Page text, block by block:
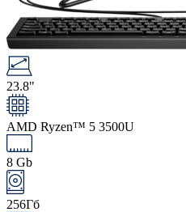
23.8"
AMD Ryzen™ 5 3500U
8 Gb
256Гб